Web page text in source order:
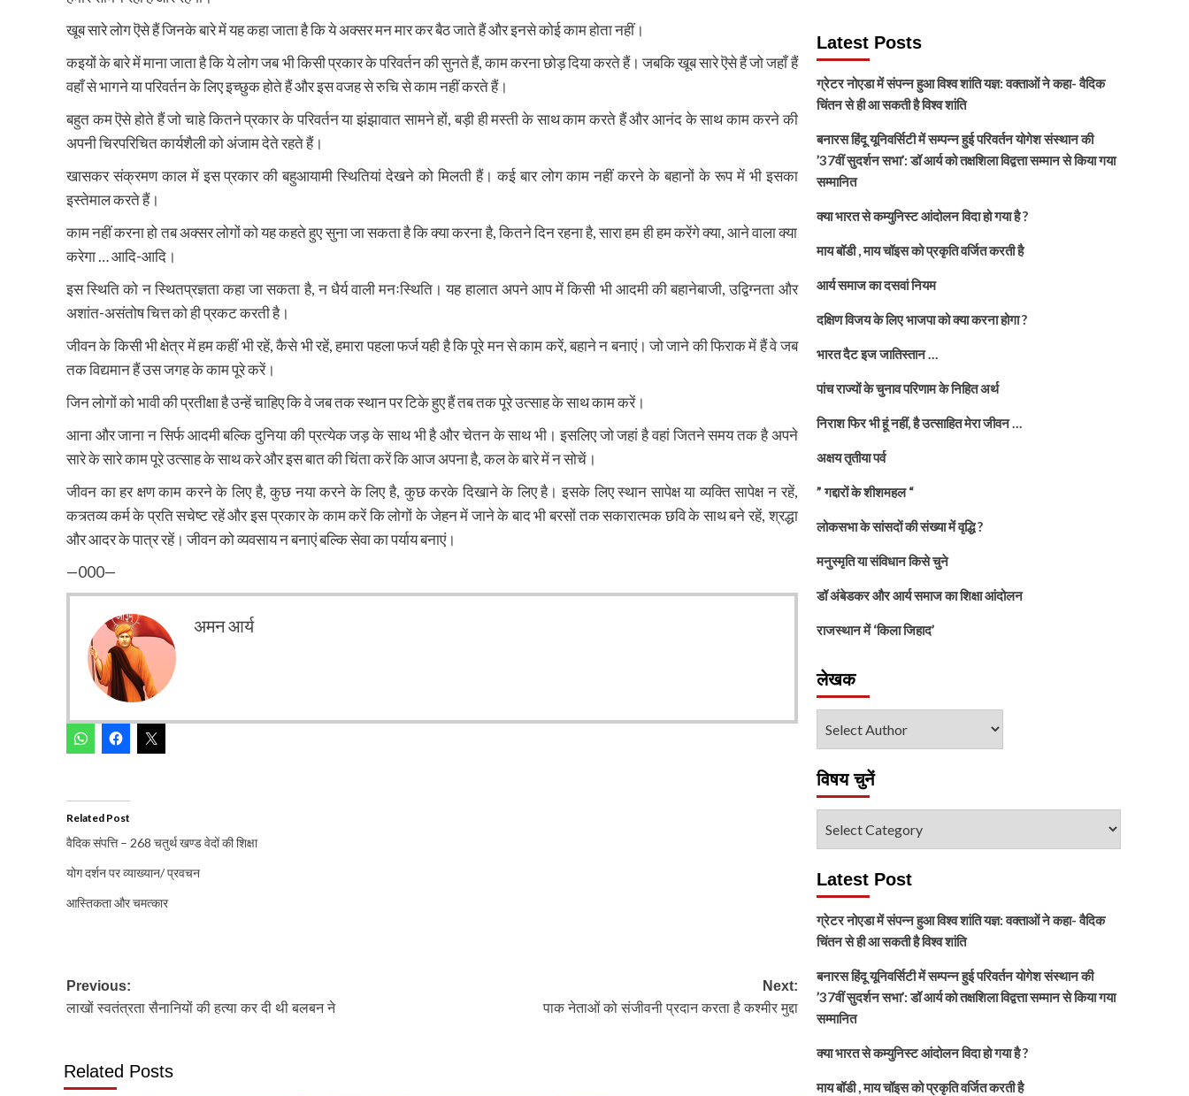
खूब सारे लोग ऎसे हैं जिनके बारे में यह कहा जाता है कि ये अक्सर मन मार कर बैठ जाते हैं और इनसे कोई काम होता नहीं।
कइयों के बारे में माना जाता है कि ये लोग जब भी किसी प्रकार के परिवर्तन की सुनते हैं, काम करना छोड़ दिया करते हैं। जबकि खूब सारे ऎसे हैं जो जहाँ हैं
वहाँ से भागने या परिवर्तन के लिए इच्छुक होते हैं और इस वजह से रुचि से काम नहीं करते हैं।
बहुत कम ऎसे होते हैं जो चाहे कितने प्रकार के परिवर्तन या झंझावात सामने हों, बड़ी ही मस्ती के साथ काम करते हैं और आनंद के साथ काम करने की
अपनी चिरपरिचित कार्यशैली को अंजाम देते रहते हैं।
खासकर संक्रमण काल में इस प्रकार की बहुआयामी स्थितियां देखने को मिलती हैं। कई बार लोग काम नहीं करने के बहानों के रूप में भी इसका
इस्तेमाल करते हैं।
काम नहीं करना हो तब अक्सर लोगों को यह कहते हुए सुना जा सकता है कि क्या करना है, कितने दिन रहना है, सारा हम ही हम करेंगे क्या, आने वाला क्या
करेगा … आदि-आदि।
इस स्थिति को न स्थितप्रज्ञता कहा जा सकता है, न धैर्य वाली मनःस्थिति। यह हालात अपने आप में किसी भी आदमी की बहानेबाजी, उद्विग्नता और
अशांत-असंतोष चित्त को ही प्रकट करती है।
जीवन के किसी भी क्षेत्र में हम कहीं भी रहें, कैसे भी रहें, हमारा पहला फर्ज यही है कि पूरे मन से काम करें, बहाने न बनाएं। जो जाने की फिराक में हैं वे जब
तक विद्यमान हैं उस जगह के काम पूरे करें।
जिन लोगों को भावी की प्रतीक्षा है उन्हें चाहिए कि वे जब तक स्थान पर टिके हुए हैं तब तक पूरे उत्साह के साथ काम करें।
आना और जाना न सिर्फ आदमी बल्कि दुनिया की प्रत्येक जड़ के साथ भी है और चेतन के साथ भी। इसलिए जो जहां है वहां जितने समय तक है अपने
सारे के सारे काम पूरे उत्साह के साथ करे और इस बात की चिंता करें कि आज अपना है, कल के बारे में न सोचें।
जीवन का हर क्षण काम करने के लिए है, कुछ नया करने के लिए है, कुछ करके दिखाने के लिए है। इसके लिए स्थान सापेक्ष या व्यक्ति सापेक्ष न रहें,
कत्र्तव्य कर्म के प्रति सचेष्ट रहें और इस प्रकार के काम करें कि लोगों के जेहन में जाने के बाद भी बरसों तक सकारात्मक छवि के साथ बने रहें, श्रद्धा
और आदर के पात्र रहें। जीवन को व्यवसाय न बनाएं बल्कि सेवा का पर्याय बनाएं।
—000—
अमन आर्य
Related Post
वैदिक संपत्ति – 268 चतुर्थ खण्ड वेदों की शिक्षा
योग दर्शन पर व्याख्यान/ प्रवचन
आस्तिकता और चमत्कार
Post
navigation
Previous:
लाखों स्वतंत्रता सैनानियों की हत्या कर दी थी बलबन ने
Next:
पाक नेताओं को संजीवनी प्रदान करता है कश्मीर मुद्दा
Related Posts
Latest Posts
ग्रेटर नोएडा में संपन्न हुआ विश्व शांति यज्ञ: वक्ताओं ने कहा- वैदिक
चिंतन से ही आ सकती है विश्व शांति
बनारस हिंदू यूनिवर्सिटी में सम्पन्न हुई परिवर्तन योगेश संस्थान की
’37वीं सुदर्शन सभा’: डॉ आर्य को तक्षशिला विद्वत्ता सम्मान से किया गया
सम्मानित
क्या भारत से कम्युनिस्ट आंदोलन विदा हो गया है ?
माय बॉडी , माय चॉइस को प्रकृति वर्जित करती है
आर्य समाज का दसवां नियम
दक्षिण विजय के लिए भाजपा को क्या करना होगा ?
भारत दैट इज जातिस्तान …
पांच राज्यों के चुनाव परिणाम के निहित अर्थ
निराश फिर भी हूं नहीं, है उत्साहित मेरा जीवन …
अक्षय तृतीया पर्व
” गद्दारों के शीशमहल “
लोकसभा के सांसदों की संख्या में वृद्धि ?
मनुस्मृति या संविधान किसे चुने
डॉ अंबेडकर और आर्य समाज का शिक्षा आंदोलन
राजस्थान में ‘किला जिहाद’
लेखक
विषय चुनें
Latest Post
ग्रेटर नोएडा में संपन्न हुआ विश्व शांति यज्ञ: वक्ताओं ने कहा- वैदिक
चिंतन से ही आ सकती है विश्व शांति
बनारस हिंदू यूनिवर्सिटी में सम्पन्न हुई परिवर्तन योगेश संस्थान की
’37वीं सुदर्शन सभा’: डॉ आर्य को तक्षशिला विद्वत्ता सम्मान से किया गया
सम्मानित
क्या भारत से कम्युनिस्ट आंदोलन विदा हो गया है ?
माय बॉडी , माय चॉइस को प्रकृति वर्जित करती है